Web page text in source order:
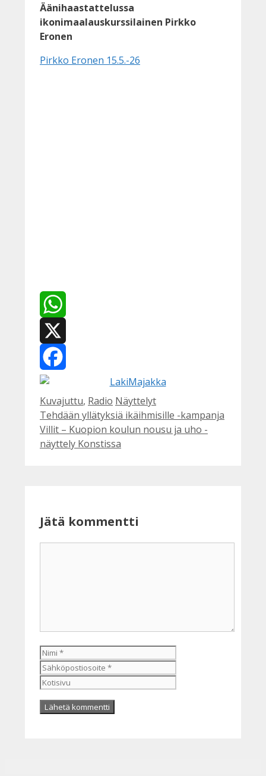
Äänihaastattelussa
ikonimaalauskurssilainen Pirkko
Eronen
Pirkko Eronen 15.5.-26
WhatsApp
X
Facebook
Kategoriat
Kuvajuttu, Radio Avainsanat
Näyttelyt
Tehdään yllätyksiä ikäihmisille -kampanja
Villit – Kuopion koulun nousu ja uho -
näyttely Konstissa
Jätä kommentti
Nimi